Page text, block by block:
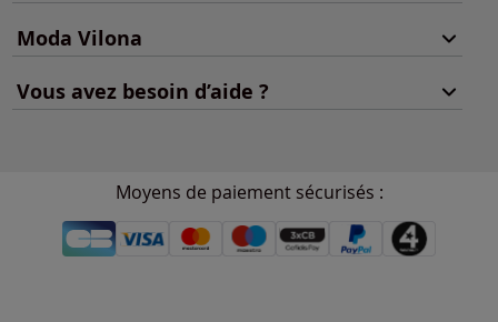
Moda Vilona
Vous avez besoin d’aide ?
Moyens de paiement sécurisés :